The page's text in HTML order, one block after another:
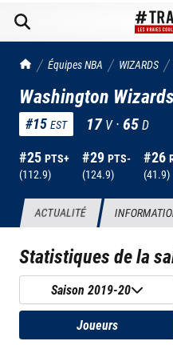
TrashTalk Actu NBA
Équipes NBA WIZARDS
Washington Wizards
#15 EST 17 V ·65D
#25 PTS+
(112.9)
#29 PTS-
(124.9)
#26
(41.9)
ACTUALITÉ
Statistiques de la
Saison 2019-20
Joueurs